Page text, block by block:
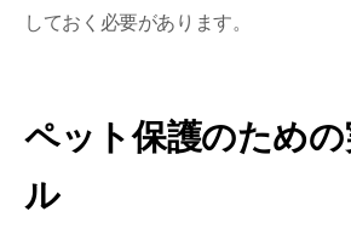
しておく必要があります。
ペット保護のため
ル